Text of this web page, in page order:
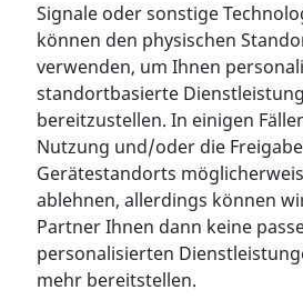
Signale oder sonstige
können den physischen
verwenden, um Ihnen
standortbasierte
bereitzustellen. In einigen
Nutzung und/oder die
Gerätestandorts
ablehnen, allerdings können
Partner Ihnen dann keine
personalisierten
mehr bereitstellen.